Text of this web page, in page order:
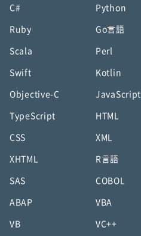
C# Python
Ruby Go言語
Scala Perl
Swift Kotlin
Objective-C JavaScript
TypeScript HTML
CSS XML
XHTML R言語
SAS COBOL
ABAP VBA
VB VC++